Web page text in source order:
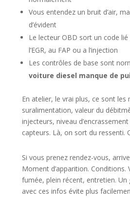
Vous entendez un bruit d’air,
d’évident
Le lecteur OBD sort un code lié
l’EGR, au FAP ou a l’injection
Les contrôles de base sont
voiture diesel manque de
En atelier, le vrai plus, ce sont les
suralimentation, valeur du
injecteurs, niveau
capteurs. Là, on sort du ressenti.
Si vous prenez rendez-vous,
Moment d’apparition.
fumée, plein récent, entretien. Un
avec ces infos évite plus